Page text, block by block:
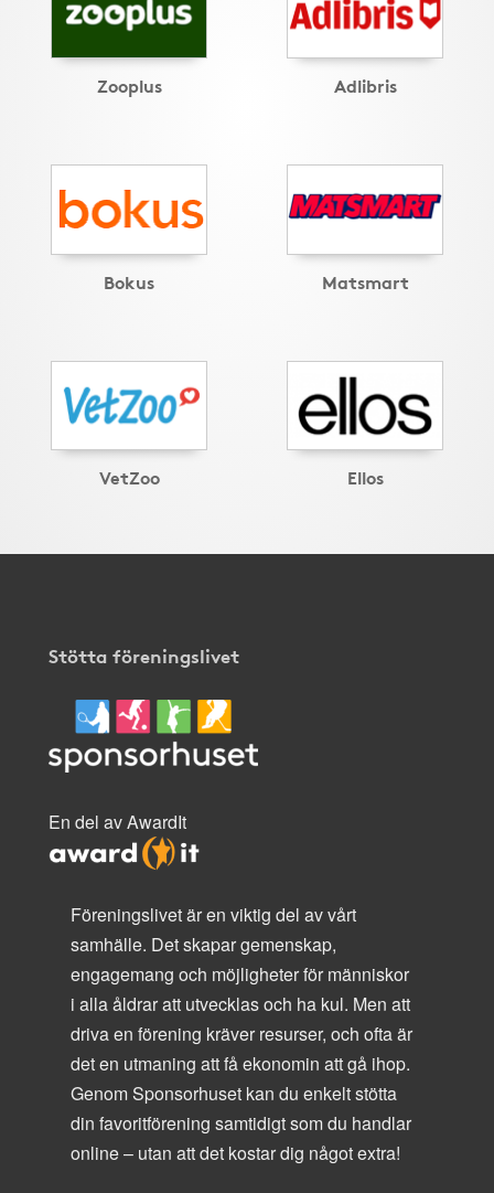
Zooplus Adlibris
Bokus Matsmart
VetZoo Ellos
Stötta föreningslivet
En del av AwardIt
Föreningslivet är en viktig del av vårt
samhälle. Det skapar gemenskap,
engagemang och möjligheter för människor
i alla åldrar att utvecklas och ha kul. Men att
driva en förening kräver resurser, och ofta är
det en utmaning att få ekonomin att gå ihop.
Genom Sponsorhuset kan du enkelt stötta
din favoritförening samtidigt som du handlar
online – utan att det kostar dig något extra!